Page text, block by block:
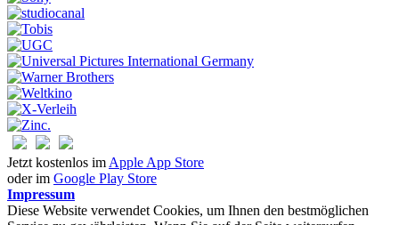
Jetzt kostenlos im Apple App Store
oder im Google Play Store
Impressum
Diese Website verwendet Cookies, um Ihnen den bestmöglichen